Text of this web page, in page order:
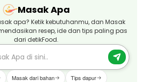
Masak Apa
apa? Ketik kebutuhanmu, dan Masak
resep, ide dan tips paling pas
dari detikFood.
Masak dari bahan Tips dapur